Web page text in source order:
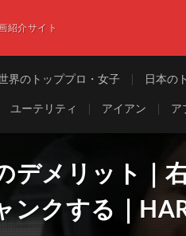
紹介サイト
界のトッププロ・女子 日本の
ユーテリティ アイアン ア
デメリット｜
ンクする｜